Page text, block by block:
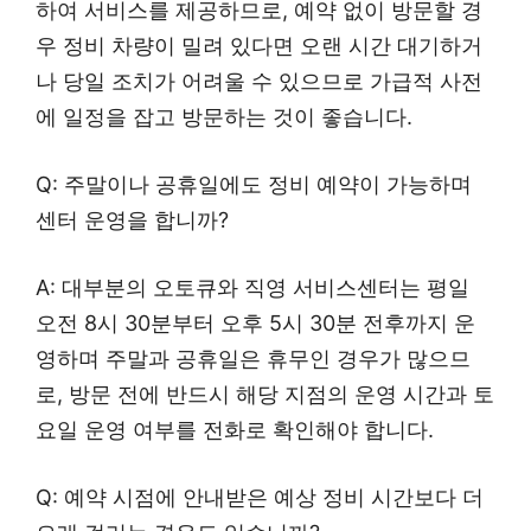
하여 서비스를 제공하므로, 예약 없이 방문할 경
우 정비 차량이 밀려 있다면 오랜 시간 대기하거
나 당일 조치가 어려울 수 있으므로 가급적 사전
에 일정을 잡고 방문하는 것이 좋습니다.
Q: 주말이나 공휴일에도 정비 예약이 가능하며
센터 운영을 합니까?
A: 대부분의 오토큐와 직영 서비스센터는 평일
오전 8시 30분부터 오후 5시 30분 전후까지 운
영하며 주말과 공휴일은 휴무인 경우가 많으므
로, 방문 전에 반드시 해당 지점의 운영 시간과 토
요일 운영 여부를 전화로 확인해야 합니다.
Q: 예약 시점에 안내받은 예상 정비 시간보다 더